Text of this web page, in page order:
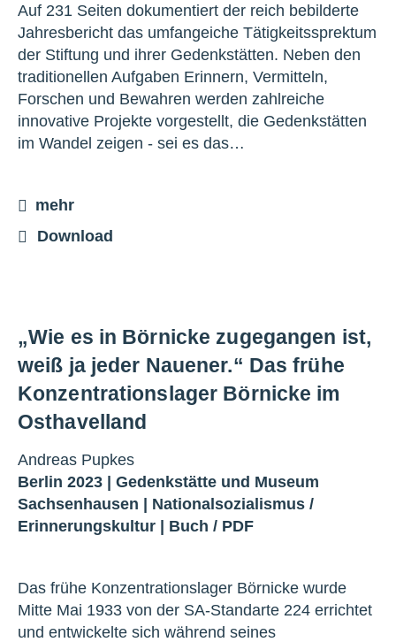
Auf 231 Seiten dokumentiert der reich bebilderte
Jahresbericht das umfangeiche Tätigkeitssprektum
der Stiftung und ihrer Gedenkstätten. Neben den
traditionellen Aufgaben Erinnern, Vermitteln,
Forschen und Bewahren werden zahlreiche
innovative Projekte vorgestellt, die Gedenkstätten
im Wandel zeigen - sei es das…
mehr
Download
„Wie es in Börnicke zugegangen ist,
weiß ja jeder Nauener.“ Das frühe
Konzentrationslager Börnicke im
Osthavelland
Andreas Pupkes
Berlin 2023 | Gedenkstätte und Museum
Sachsenhausen | Nationalsozialismus /
Erinnerungskultur | Buch / PDF
Das frühe Konzentrationslager Börnicke wurde
Mitte Mai 1933 von der SA-Standarte 224 errichtet
und entwickelte sich während seines